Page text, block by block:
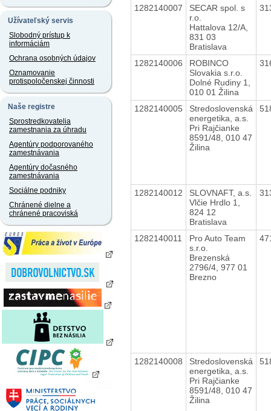
Užívateľský servis
Slobodný prístup k
informáciám
Ochrana osobných údajov
Oznamovanie
protispoločenskej činnosti
Naše registre
Sprostredkovatelia
zamestnania za úhradu
Agentúry podporovaného
zamestnávania
Agentúry dočasného
zamestnávania
Sociálne podniky
Chránené dielne a
chránené pracoviská
1282140007
SECAR spol. s
r.o.
Hattalova 12/A,
831 03
Bratislava
1282140006
ROBINCO
Slovakia s.r.o.
Dolné Rudiny 1,
010 01 Žilina
1282140005
Stredoslovenská
energetika, a.s.
Pri Rajčianke
8591/48, 010 47
Žilina
1282140012
SLOVNAFT, a.s.
Vlčie Hrdlo 1,
824 12
Bratislava
1282140011
Pro Auto Team
s.r.o.
Brezenská
2796/4, 977 01
Brezno
1282140008
Stredoslovenská
energetika, a.s.
Pri Rajčianke
8591/48, 010 47
Žilina